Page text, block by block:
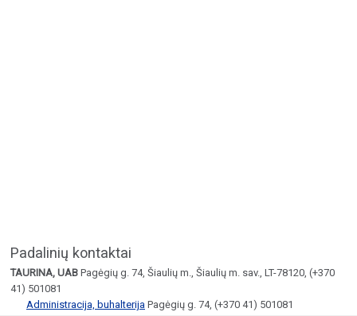
Padalinių kontaktai
TAURINA, UAB Pagėgių g. 74, Šiaulių m., Šiaulių m. sav., LT-78120, (+370
41) 501081
Administracija, buhalterija Pagėgių g. 74, (+370 41) 501081